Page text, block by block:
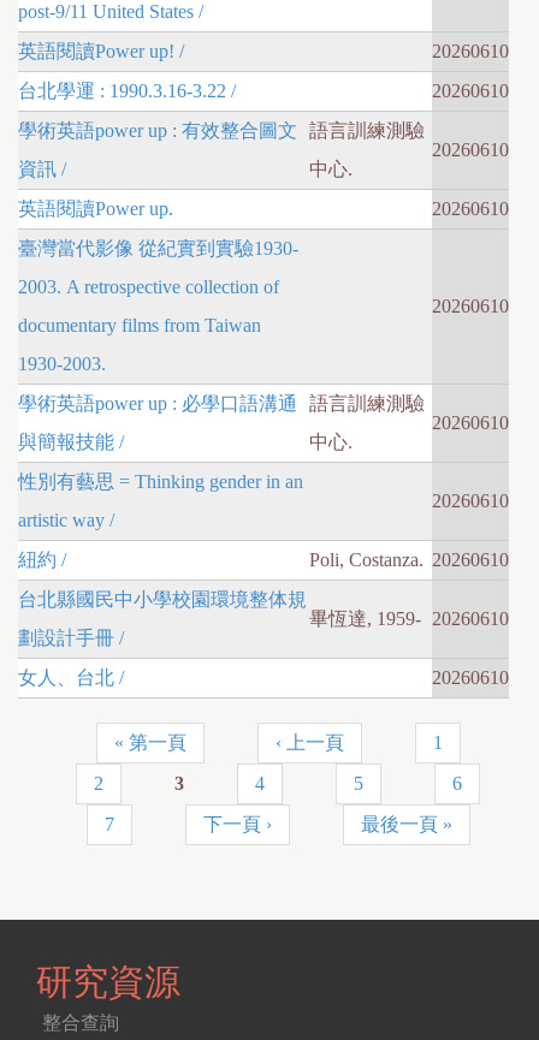
post-9/11 United States /
英語閱讀Power up! /
20260610
台北學運 : 1990.3.16-3.22 /
20260610
學術英語power up : 有效整合圖文
資訊 /
語言訓練測驗
中心.
20260610
英語閱讀Power up.
20260610
臺灣當代影像 從紀實到實驗1930-
2003. A retrospective collection of
documentary films from Taiwan
1930-2003.
20260610
學術英語power up : 必學口語溝通
與簡報技能 /
語言訓練測驗
中心.
20260610
性別有藝思 = Thinking gender in an
artistic way /
20260610
紐約 / Poli, Costanza. 20260610
台北縣國民中小學校園環境整体規
劃設計手冊 /
畢恆達, 1959- 20260610
女人、台北 / 20260610
s
« 第一頁 ‹ 上一頁
1
2
3 4 5
6
7
下一頁 › 最後一頁 »
研究資源
整合查詢